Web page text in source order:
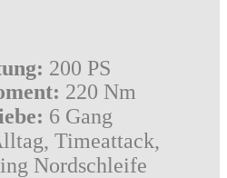
200 PS
220 Nm
6 Gang
Timeattack,
Nordschleife